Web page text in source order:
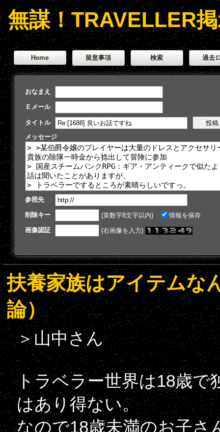
無謀！TRAVELLER
Home 留意事項 検索 過去
おなまえ
Ｅメール
タイトル
メッセージ
参照先
削除キー (英数字8文字以内)
情報を保存
画像認証
(右画像を入力)
扶養家族はアイテムな
論）
＞山中さん
トラベラー世界は18歳で
はあり得ない。
なので18歳未満のお子さ